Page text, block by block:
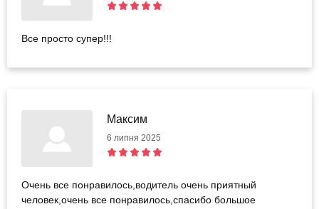
Все просто супер!!!
Максим
6 липня 2025
Очень все понравилось,водитель очень приятный
человек,очень все понравилось,спасибо большое